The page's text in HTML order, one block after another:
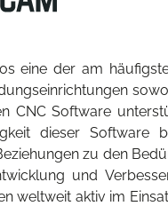
eine der am
CNC Software
dieser
zu den
und
weltweit aktiv im